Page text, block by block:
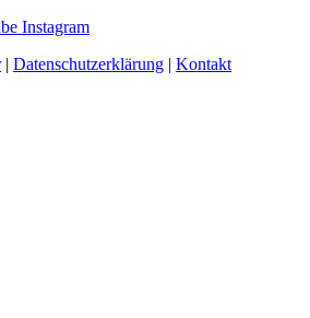
Instagram
| Datenschutzerklärung | Kontakt